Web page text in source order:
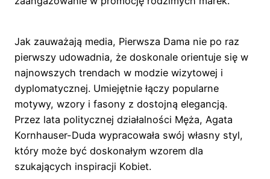
Jak zauważają media, Pierwsza Dama nie po raz
pierwszy udowadnia, że doskonale orientuje się w
najnowszych trendach w modzie wizytowej i
dyplomatycznej. Umiejętnie łączy popularne
motywy, wzory i fasony z dostojną elegancją.
Przez lata politycznej działalności Męża, Agata
Kornhauser-Duda wypracowała swój własny styl,
który może być doskonałym wzorem dla
szukających inspiracji Kobiet.